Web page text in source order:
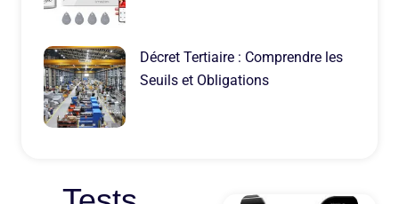
Décret Tertiaire : Comprendre les
Seuils et Obligations